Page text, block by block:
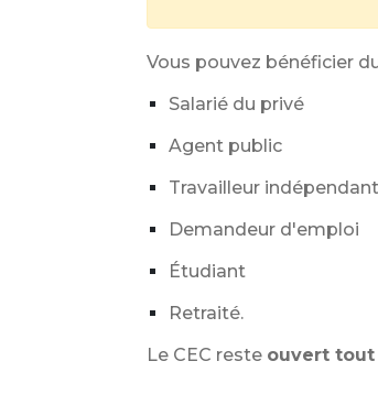
Vous pouvez bénéficier
Salarié du privé
Agent public
Travailleur indépendant
Demandeur d'emploi
Étudiant
Retraité.
Le CEC reste ouvert tout